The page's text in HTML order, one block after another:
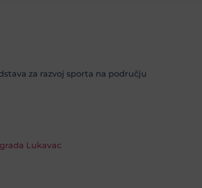
za razvoj sporta na području
Lukavac